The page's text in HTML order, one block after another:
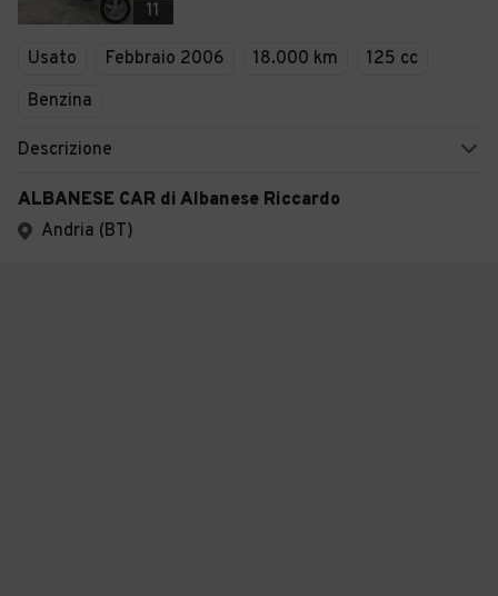
11
Usato Febbraio 2006 18.000 km
125 cc
Benzina
Descrizione
ALBANESE CAR di Albanese Riccardo
Andria (BT)